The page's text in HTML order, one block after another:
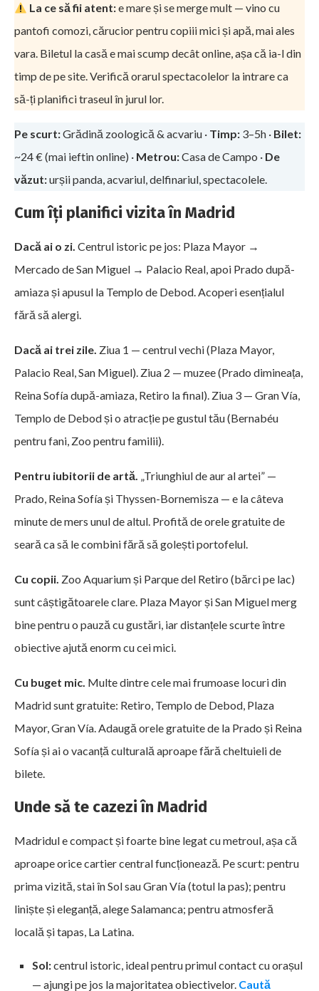
La ce să fii atent:e mare și se merge mult — vino cu
pantofi comozi, cărucior pentru copiii mici și apă, mai ales
vara. Biletul la casă e mai scump decât online, așa că ia-l din
timp de pe site. Verifică orarul spectacolelor la intrare ca
să-ți planifici traseul în jurul lor.
Pe scurt:Grădină zoologică & acvariu · Timp: 3–5h · Bilet:
~24 € (mai ieftin online) · Metrou:Casa de Campo · De
văzut:urșii panda, acvariul, delfinariul, spectacolele.
Cum îți planifici vizita în Madrid
Dacă ai o zi. Centrul istoric pe jos: Plaza Mayor →
Mercado de San Miguel → Palacio Real, apoi Prado după-
amiaza și apusul la Templo de Debod. Acoperi esențialul
fără să alergi.
Dacă ai trei zile. Ziua 1 — centrul vechi (Plaza Mayor,
Palacio Real, San Miguel). Ziua 2 — muzee (Prado dimineața,
Reina Sofía după-amiaza, Retiro la final). Ziua 3 — Gran Vía,
Templo de Debod și o atracție pe gustul tău (Bernabéu
pentru fani, Zoo pentru familii).
Pentru iubitorii de artă. „Triunghiul de aur al artei” —
Prado, Reina Sofía și Thyssen-Bornemisza — e la câteva
minute de mers unul de altul. Profită de orele gratuite de
seară ca să le combini fără să golești portofelul.
Cu copii. Zoo Aquarium și Parque del Retiro (bărci pe lac)
sunt câștigătoarele clare. Plaza Mayor și San Miguel merg
bine pentru o pauză cu gustări, iar distanțele scurte între
obiective ajută enorm cu cei mici.
Cu buget mic. Multe dintre cele mai frumoase locuri din
Madrid sunt gratuite: Retiro, Templo de Debod, Plaza
Mayor, Gran Vía. Adaugă orele gratuite de la Prado și Reina
Sofía și ai o vacanță culturală aproape fără cheltuieli de
bilete.
Unde să te cazezi în Madrid
Madridul e compact și foarte bine legat cu metroul, așa că
aproape orice cartier central funcționează. Pe scurt: pentru
prima vizită, stai în Sol sau Gran Vía (totul la pas); pentru
liniște și eleganță, alege Salamanca; pentru atmosferă
locală și tapas, La Latina.
Sol:centrul istoric, ideal pentru primul contact cu orașul
— ajungi pe jos la majoritatea obiectivelor. Caută